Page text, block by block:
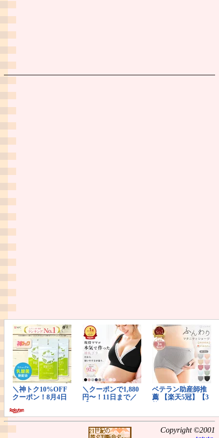
Copyright ©2001